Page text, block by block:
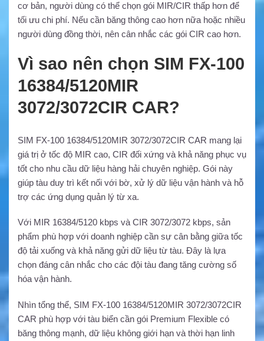
cơ bản, người dùng có thể chọn gói MIR/CIR thấp hơn để
tối ưu chi phí. Nếu cần băng thông cao hơn nữa hoặc nhiều
người dùng đồng thời, nên cân nhắc các gói CIR cao hơn.
Vì sao nên chọn SIM FX-100
16384/5120MIR
3072/3072CIR CAR?
SIM FX-100 16384/5120MIR 3072/3072CIR CAR mang lại
giá trị ở tốc độ MIR cao, CIR đối xứng và khả năng phục vụ
tốt cho nhu cầu dữ liệu hàng hải chuyên nghiệp. Gói này
giúp tàu duy trì kết nối với bờ, xử lý dữ liệu vận hành và hỗ
trợ các ứng dụng quản lý từ xa.
Với MIR 16384/5120 kbps và CIR 3072/3072 kbps, sản
phẩm phù hợp với doanh nghiệp cần sự cân bằng giữa tốc
độ tải xuống và khả năng gửi dữ liệu từ tàu. Đây là lựa
chọn đáng cân nhắc cho các đội tàu đang tăng cường số
hóa vận hành.
Nhìn tổng thể, SIM FX-100 16384/5120MIR 3072/3072CIR
CAR phù hợp với tàu biển cần gói Premium Flexible có
băng thông mạnh, dữ liệu không giới hạn và thời hạn linh